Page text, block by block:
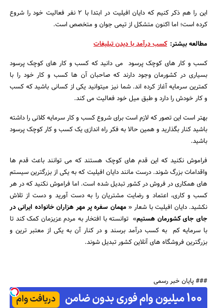
این را هم ذکر کنیم که دایان افیلیت در ابتدا با 2 نفر فعالیت خود را شروع
کرده است؛ اما اکنون متشکل از تیمی جوان و متخصص است.
مطالعه بیشتر:کسب درآمد با دیدن تبلیغات
کسب و کار های کوچک پرسود می دانید که کسب و کار های کوچک پرسود
بسیاری در کشورمان وجود دارند که صاحبان آن ها کسب و کار خود را با
کمترین سرمایه آغاز کرده اند. شما نیز میتوانید یکی از کسانی باشید که کسب
و کار خودش را دارد و طبق میل خود فعالیت می کند.
بهتر است این تصور که لازم است برای شروع کسب و کار سرمایه کلانی را داشته
باشید کنار بگذارید و همین حالا به فکر راه اندازی یک کسب و کار کوچک پرسود
باشید.
فراموش نکنید که این قدم های کوچک هستند که می توانند باعث قدم ها
واقدامات بزرگ شوند. درست مانند دایان افیلیت که به یکی از بزرگترین سیستم
های همکاری در فروش در کشور تبدیل شده است. اما فراموش نکنید که در هر
کسب و کاری، اعتماد و رضایت مشتریان را به دست آورید و دست از تلاش
نکشید. دایان افیلیت با شعار «مهمان سفره پر مهر هزاران خانواده ایرانی در
جای جای کشورمان هستیم» توانسته با افتخار به مردم عزیزمان کمک کند تا
با سرمایه کم به کسب درآمد برسند و در کنار آن به یکی از معتبر ترین و
بزرگترین فروشگاه های آنلاین کشور تبدیل شوند.
### پایان خبر رسمی